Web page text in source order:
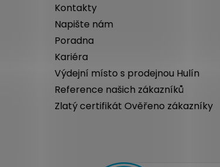
Kontakty
Napište nám
Poradna
Kariéra
Výdejní místo s prodejnou Hulín
Reference našich zákazníků
Zlatý certifikát Ověřeno zákazníky